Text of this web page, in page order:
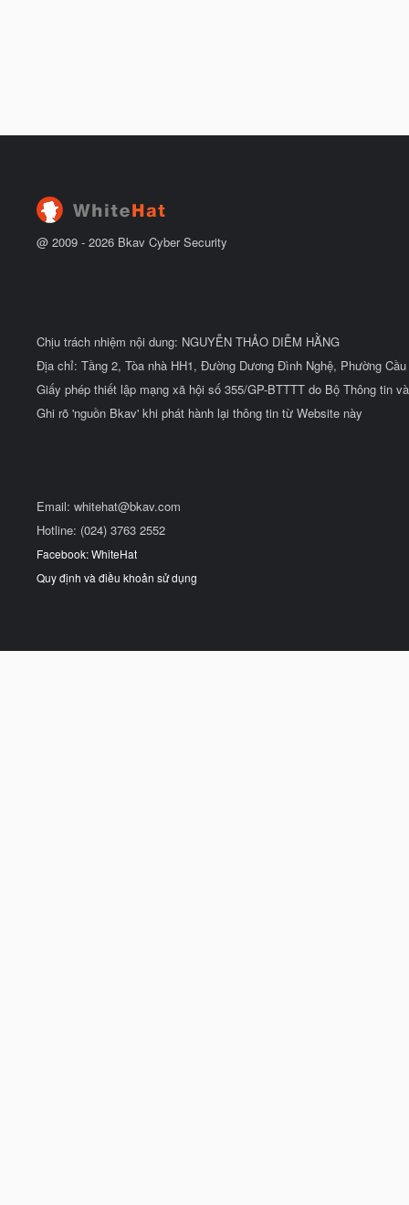
@ 2009 - 2026 Bkav Cyber Security
Chịu trách nhiệm nội dung: NGUYỄN THẢO DIỄM HẰNG
Địa chỉ: Tầng 2, Tòa nhà HH1, Đường Dương Đình Nghệ, Phường
Giấy phép thiết lập mạng xã hội số 355/GP-BTTTT do Bộ Thông tin
Ghi rõ 'nguồn Bkav' khi phát hành lại thông tin từ Website này
Email: whitehat@bkav.com
Hotline: (024) 3763 2552
Facebook: WhiteHat
Quy định và điều khoản sử dụng